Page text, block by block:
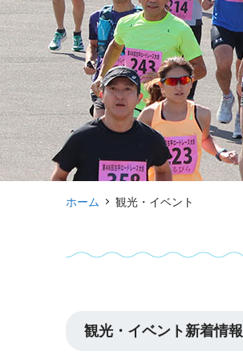
ホーム 観光・イベント
観光・イベント新着情報